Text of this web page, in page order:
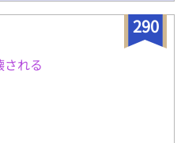
290
れる